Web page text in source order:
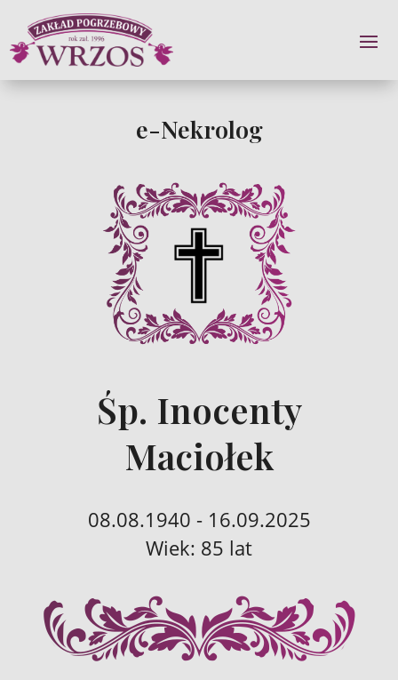
e-Nekrolog
Śp. Inocenty
Maciołek
08.08.1940 - 16.09.2025
Wiek: 85 lat